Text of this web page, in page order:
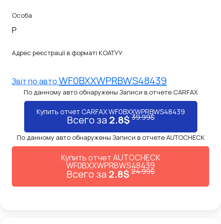
Особа
P
Адрес реєстрації в форматі КОАТУУ
Звiт по автоWF0BXXWPRBWS48439
По данному авто обнаружены Записи в отчете CARFAX
Купить отчет CARFAX WF0BXXWPRBWS48439
Всего за 2.8$39.99$
По данному авто обнаружены Записи в отчете AUTOCHECK
Купить отчет AUTOCHECK
WF0BXXWPRBWS48439
Всего за 2.8$24.99$